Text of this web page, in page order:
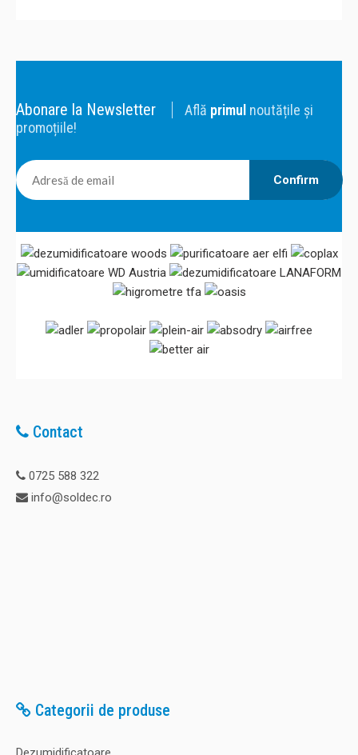
Abonare la Newsletter Află primul noutățile și
promoțiile!
Confirm
Contact
0725 588 322
info@soldec.ro
Categorii de produse